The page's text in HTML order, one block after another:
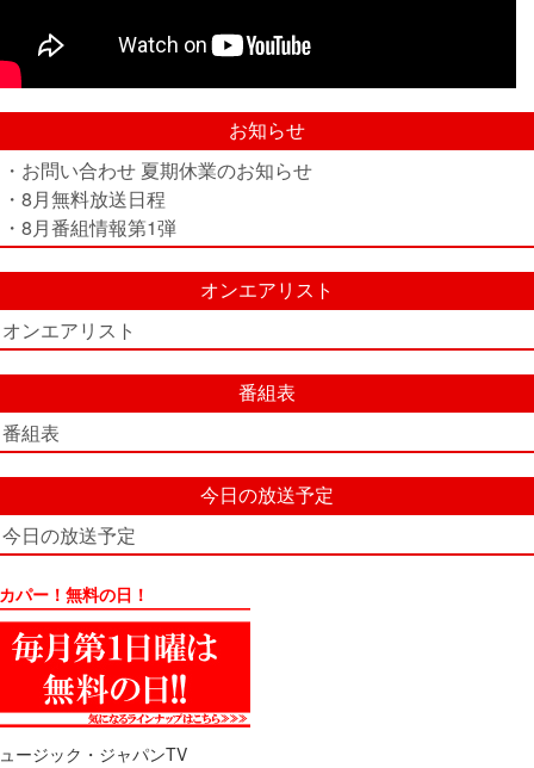
お知らせ
・お問い合わせ 夏期休業のお知らせ
・8月無料放送日程
・8月番組情報第1弾
オンエアリスト
オンエアリスト
番組表
番組表
今日の放送予定
今日の放送予定
パー！無料の日！
ージック・ジャパンTV